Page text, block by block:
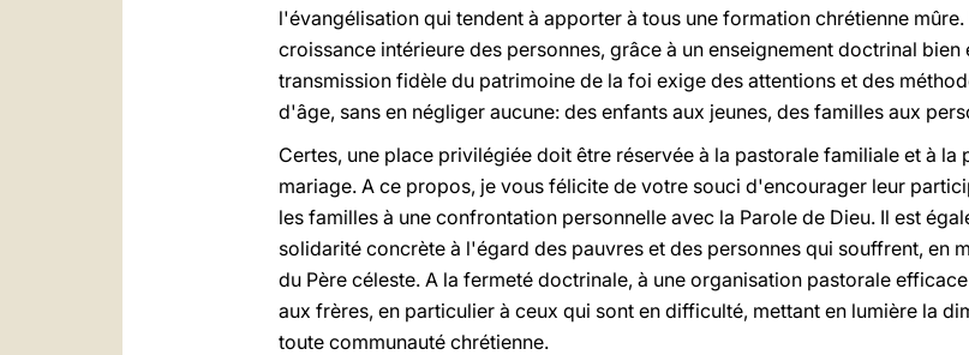
l'évangélisation qui tendent à apporter à tous une formation chrétienne
croissance intérieure des personnes, grâce à un enseignement doctrinal
transmission fidèle du patrimoine de la foi exige des attentions et des
d'âge, sans en négliger aucune: des enfants aux jeunes, des familles aux
Certes, une place privilégiée doit être réservée à la pastorale familiale et à la
mariage. A ce propos, je vous félicite de votre souci d'encourager leur
les familles à une confrontation personnelle avec la Parole de Dieu. Il est
solidarité concrète à l'égard des pauvres et des personnes qui souffrent, en
du Père céleste. A la fermeté doctrinale, à une organisation pastorale
aux frères, en particulier à ceux qui sont en difficulté, mettant en lumière la
toute communauté chrétienne.